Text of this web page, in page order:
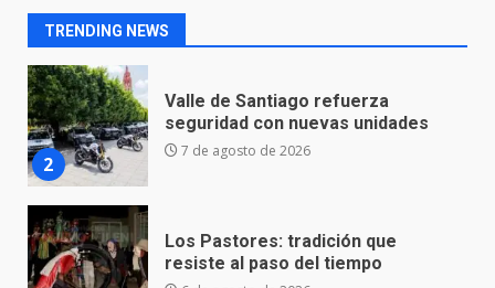
TRENDING NEWS
2
7 de agosto de 2026
3
Los Pastores: tradición que
resiste al paso del tiempo
6 de agosto de 2026
El Pbro. Mario Alberto Pérez
asume la administración de la
parroquia de Guarapo